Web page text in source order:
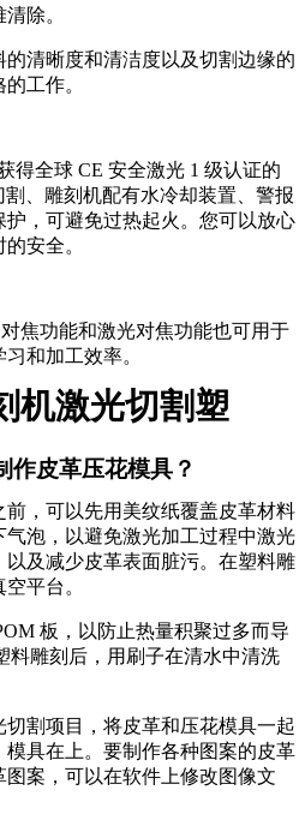
除。
清晰度和清洁度以及切割边缘的
工作。
得全球 CE 安全激光 1 级认证的
、雕刻机配有水冷却装置、警报
，可避免过热起火。您可以放心
安全。
焦功能和激光对焦功能也可用于
和加工效率。
机激光切割塑
作皮革压花模具？
，可以先用美纹纸覆盖皮革材料
泡，以避免激光加工过程中激光
及减少皮革表面脏污。在塑料雕
平台。
板，以防止热量积聚过多而导
料雕刻后，用刷子在清水中清洗
割项目，将皮革和压花模具一起
具在上。要制作各种图案的皮革
案，可以在软件上修改图像文